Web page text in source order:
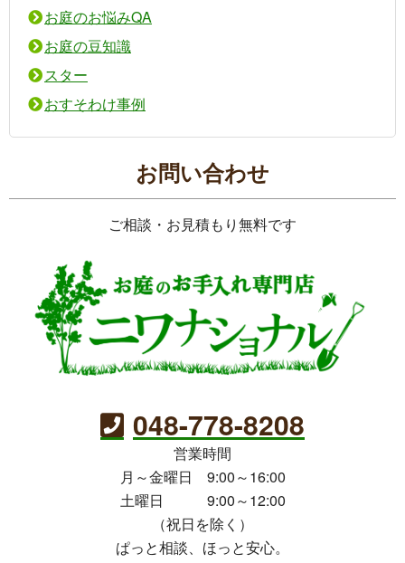
お庭のお悩みQA
お庭の豆知識
スター
おすそわけ事例
お問い合わせ
ご相談・お見積もり無料です
048-778-8208
営業時間
月～金曜日 9:00～16:00
土曜日 9:00～12:00
（祝日を除く）
ぱっと相談、ほっと安心。